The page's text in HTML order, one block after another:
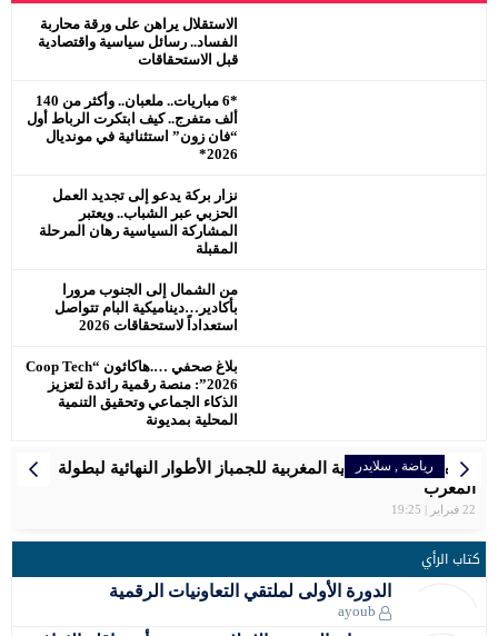
الاستقلال يراهن على ورقة محاربة
الفساد.. رسائل سياسية واقتصادية
قبل الاستحقاقات
*6 مباريات.. ملعبان.. وأكثر من 140
ألف متفرج.. كيف ابتكرت الرباط أول
“فان زون” استثنائية في مونديال
2026*
نزار بركة يدعو إلى تجديد العمل
الحزبي عبر الشباب.. ويعتبر
المشاركة السياسية رهان المرحلة
المقبلة
من الشمال إلى الجنوب مرورا
بأكادير…ديناميكية البام تتواصل
استعداداً لاستحقاقات 2026
بلاغ صحفي ….هاكاثون “Coop Tech
2026”: منصة رقمية رائدة لتعزيز
الذكاء الجماعي وتحقيق التنمية
المحلية بمديونة
رياضة سلايدر
سبورتينغ الدار البيضاء لكرة القدم النسوية يوقّع شراكة استراتيجية
مع علامة رائدة في مجال المشروبات الرياضية
رياضة , سلايدر
تنظم الجامعة الملكية المغربية للجمباز الأطوار النهائية لبطولة
المغرب
22 فبراير | 19:25
المرأة رياضة سلايدر
المغربية سعاد مقتدري تواصل التحدي برالي دكار بالمملكة العربية
السعودية
إقتصاد اخبار وطنية رياضة سلايدر
بلاغ الصحفي… اللجنة الإقليمية للمبادرة الوطنية للتنمية البشرية
عمالة مقاطعة عين الشق
رياضة
سفيان البقالي فخر المغرب ، اهدى لصاحب الجلالة الميدالية
الاولمبية .
رياضة سلايدر
مواعيد مباريات المنتخب الأولمبي المغربي في أولمبياد باريس
2024 – مسابقة كرة القدم
رياضة سلايدر
الرجاء البيضاوي يتوج بكأس العرش للمرة التاسعة
كتاب الرأي
الدورة الأولى لملتقي التعاونيات الرقمية
ayoub